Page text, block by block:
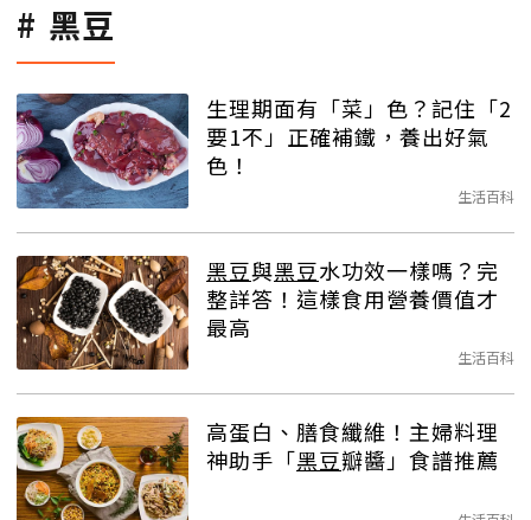
黑豆
生理期面有「菜」色？記住「2
要1不」正確補鐵，養出好氣
色！
生活百科
黑豆與黑豆水功效一樣嗎？完
整詳答！這樣食用營養價值才
最高
生活百科
高蛋白、膳食纖維！主婦料理
神助手「黑豆瓣醬」食譜推薦